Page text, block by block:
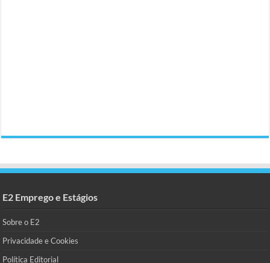
E2 Emprego e Estágios
Sobre o E2
Privacidade e Cookies
Política Editorial